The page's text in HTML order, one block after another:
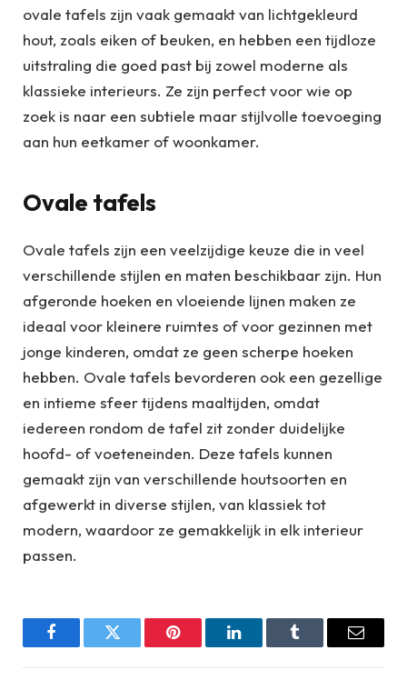
ovale tafels zijn vaak gemaakt van lichtgekleurd
hout, zoals eiken of beuken, en hebben een tijdloze
uitstraling die goed past bij zowel moderne als
klassieke interieurs. Ze zijn perfect voor wie op
zoek is naar een subtiele maar stijlvolle toevoeging
aan hun eetkamer of woonkamer.
Ovale tafels
Ovale tafels zijn een veelzijdige keuze die in veel
verschillende stijlen en maten beschikbaar zijn. Hun
afgeronde hoeken en vloeiende lijnen maken ze
ideaal voor kleinere ruimtes of voor gezinnen met
jonge kinderen, omdat ze geen scherpe hoeken
hebben. Ovale tafels bevorderen ook een gezellige
en intieme sfeer tijdens maaltijden, omdat
iedereen rondom de tafel zit zonder duidelijke
hoofd- of voeteneinden. Deze tafels kunnen
gemaakt zijn van verschillende houtsoorten en
afgewerkt in diverse stijlen, van klassiek tot
modern, waardoor ze gemakkelijk in elk interieur
passen.
FacebookTwitter Pinterest LinkedInTumblr Email